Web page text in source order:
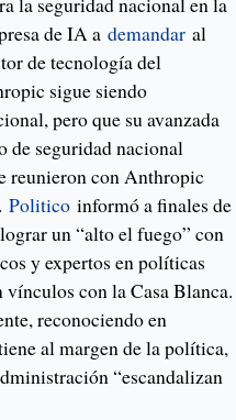
de IA ademandar al
de tecnología del
sigue siendo
pero que su avanzada
de seguridad nacional
reunieron con Anthropic
Politico informó a finales de
un “alto el fuego” con
y expertos en políticas
con la Casa Blanca.
reconociendo en
al margen de la política,
“escandalizan